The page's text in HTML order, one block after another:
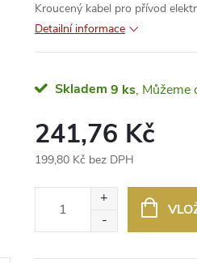
Kroucený kabel pro přívod
Detailní informace
Skladem 9 ks
241,76 Kč
199,80 Kč bez DPH